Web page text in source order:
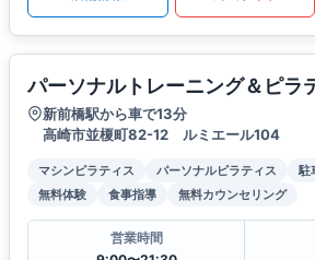
パーソナルトレーニング＆ピラ
新前橋駅から車で13分
高崎市並榎町82-12 ルミエール104
マシンピラティス パーソナルピラティス 駐
無料体験
食事指導 無料カウンセリング
営業時間